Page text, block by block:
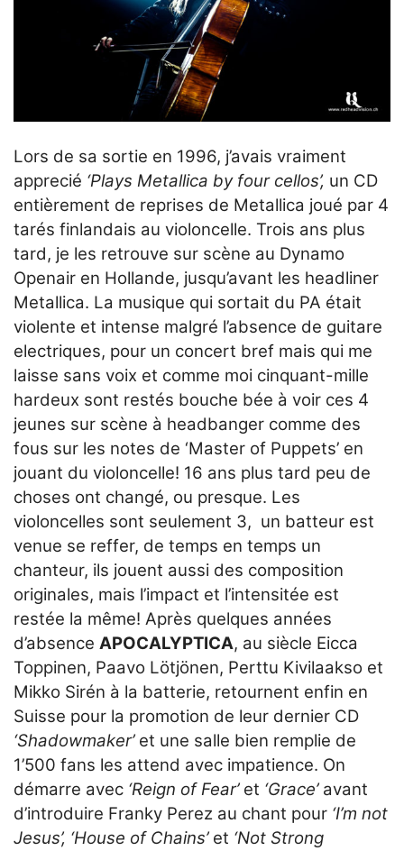
Lors de sa sortie en 1996, j’avais vraiment
apprecié ‘Plays Metallica by four cellos’, un CD
entièrement de reprises de Metallica joué par 4
tarés finlandais au violoncelle. Trois ans plus
tard, je les retrouve sur scène au Dynamo
Openair en Hollande, jusqu’avant les headliner
Metallica. La musique qui sortait du PA était
violente et intense malgré l’absence de guitare
electriques, pour un concert bref mais qui me
laisse sans voix et comme moi cinquant-mille
hardeux sont restés bouche bée à voir ces 4
jeunes sur scène à headbanger comme des
fous sur les notes de ‘Master of Puppets’ en
jouant du violoncelle! 16 ans plus tard peu de
choses ont changé, ou presque. Les
violoncelles sont seulement 3, un batteur est
venue se reffer, de temps en temps un
chanteur, ils jouent aussi des composition
originales, mais l’impact et l’intensitée est
restée la même! Après quelques années
d’absence APOCALYPTICA, au siècle Eicca
Toppinen, Paavo Lötjönen, Perttu Kivilaakso et
Mikko Sirén à la batterie, retournent enfin en
Suisse pour la promotion de leur dernier CD
‘Shadowmaker’et une salle bien remplie de
1’500 fans les attend avec impatience. On
démarre avec ‘Reign of Fear’et ‘Grace’avant
d’introduire Franky Perez au chant pour ‘I’m not
Jesus’, ‘House of Chains’et ‘Not Strong